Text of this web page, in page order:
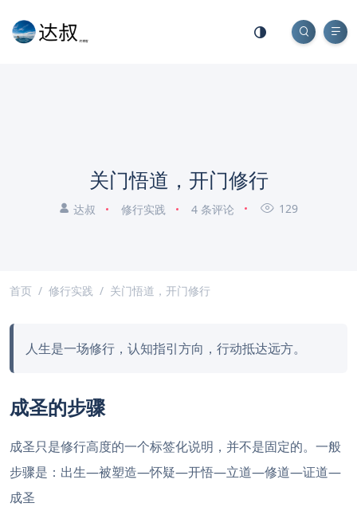
关门悟道，开门修行
达叔 修行实践 4 条评论 129
首页 修行实践 关门悟道，开门修行
人生是一场修行，认知指引方向，行动抵达远方。
成圣的步骤
成圣只是修行高度的一个标签化说明，并不是固定的。一般
步骤是：出生—被塑造—怀疑—开悟—立道—修道—证道—
成圣